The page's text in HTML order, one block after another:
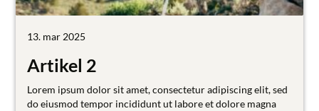
13. mar 2025
Artikel 2
Lorem ipsum dolor sit amet, consectetur adipiscing elit, sed
do eiusmod tempor incididunt ut labore et dolore magna